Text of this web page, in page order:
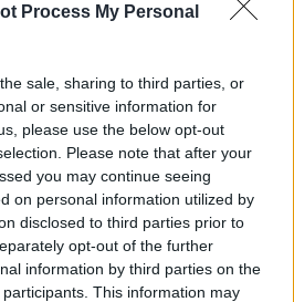
Process My Personal
sale, sharing to third parties, or
or sensitive information for
please use the below opt-out
Please note that after your
you may continue seeing
on personal information utilized by
disclosed to third parties prior to
opt-out of the further
information by third parties on the
participants. This information may